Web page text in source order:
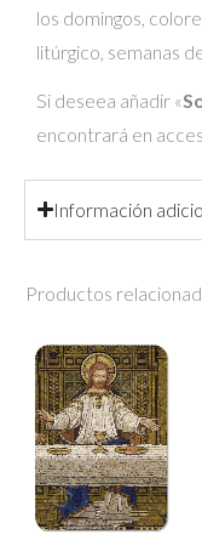
los domingos,
litúrgico, semanas
Si deseea añadir «
encontrará en
Información
Productos